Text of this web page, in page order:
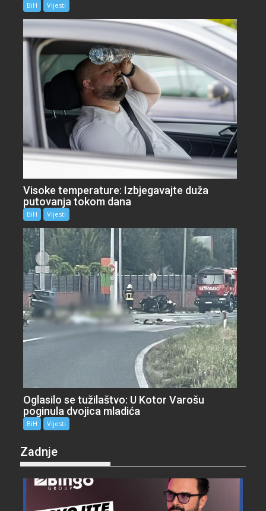
BiH Vijesti
Visoke temperature: Izbjegavajte duža
putovanja tokom dana
BiH Vijesti
Oglasilo se tužilaštvo: U Kotor Varošu
poginula dvojica mladića
BiH Vijesti
Zadnje